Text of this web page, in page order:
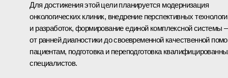
Для достижения этой цели планируется модернизация
онкологических клиник, внедрение перспективных
и разработок, формирование единой комплексной системы –
от ранней диагностики до своевременной качественной
пациентам, подготовка и переподготовка
специалистов.